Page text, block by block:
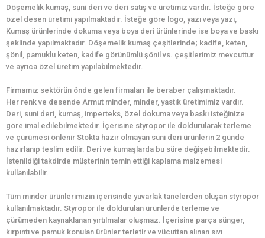
Döşemelik kumaş, suni deri ve deri satış ve üretimiz vardır. İsteğe göre
özel desen üretimi yapılmaktadır. İsteğe göre logo, yazı veya yazı,
Kumaş ürünlerinde dokuma veya boya deri ürünlerinde ise boya ve baskı
şeklinde yapılmaktadır. Döşemelik kumaş çeşitlerinde; kadife, keten,
şönil, pamuklu keten, kadife görünümlü şönil vs. çeşitlerimiz mevcuttur
ve ayrıca özel üretim yapılabilmektedir.
Firmamız sektörün önde gelen firmaları ile beraber çalışmaktadır.
Her renk ve desende Armut minder, minder, yastık üretimimiz vardır.
Deri, suni deri, kumaş, imperteks, özel dokuma veya baskı isteğinize
göre imal edilebilmektedir. İçerisine styropor ile doldurularak terleme
ve çürümesi önlenir Stokta hazır olmayan suni deri ürünlerin 2 günde
hazırlanıp teslim edilir. Deri ve kumaşlarda bu süre değişebilmektedir.
İstenildiği takdirde müşterinin temin ettiği kaplama malzemesi
kullanılabilir.
Tüm minder ürünlerimizin içerisinde yuvarlak tanelerden oluşan styropor
kullanılmaktadır. Styropor ile doldurulan ürünlerde terleme ve
çürümeden kaynaklanan yırtılmalar oluşmaz. İçerisine parça sünger,
kırpıntı ve pamuk konulan ürünler terletir ve vücuttan alınan sıvı